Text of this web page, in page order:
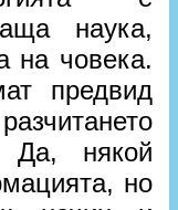
наука,
на човека.
предвид
Да, някой
но